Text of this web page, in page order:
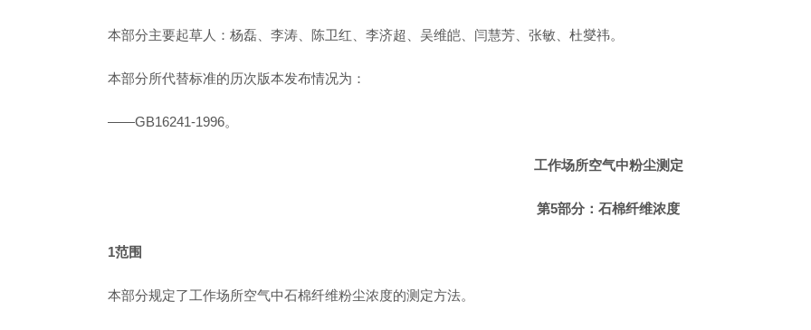
本部分主要起草人：杨磊、李涛、陈卫红、李济超、吴维皑、闫慧芳、张敏、杜燮祎。
本部分所代替标准的历次版本发布情况为：
——GB16241-1996。
工作场所空气中粉尘测定
第5部分：石棉纤维浓度
1范围
本部分规定了工作场所空气中石棉纤维粉尘浓度的测定方法。